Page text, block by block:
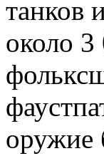
танков
около
оружие